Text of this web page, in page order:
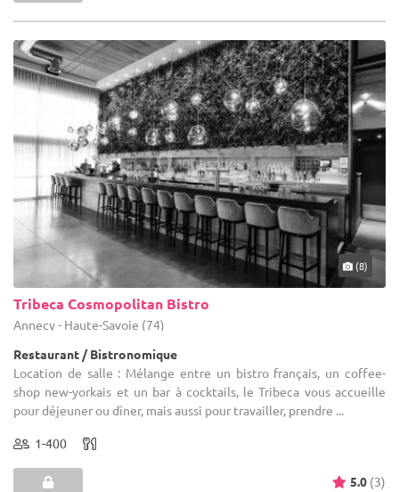
(8)
Tribeca Cosmopolitan Bistro
Annecy - Haute-Savoie (74)
Restaurant / Bistronomique
Location de salle : Mélange entre un bistro français, un coffee-
shop new-yorkais et un bar à cocktails, le Tribeca vous accueille
pour déjeuner ou dîner, mais aussi pour travailler, prendre ...
1-400
5.0 (3)